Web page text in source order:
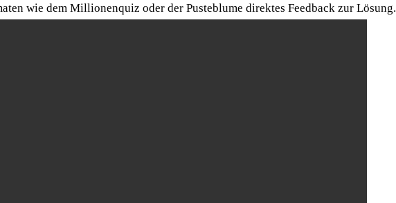
wie dem Millionenquiz oder der Pusteblume direktes Feedback zur Lösung.